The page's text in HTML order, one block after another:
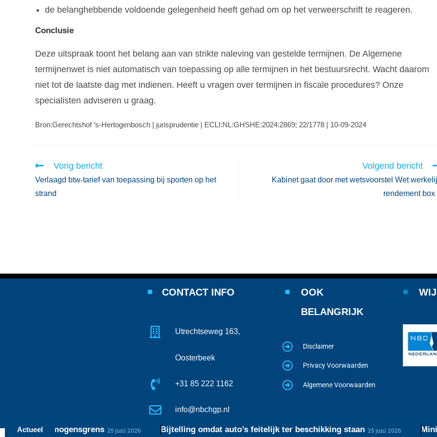
de belanghebbende voldoende gelegenheid heeft gehad om op het verweerschrift te reageren.
Conclusie
Deze uitspraak toont het belang aan van strikte naleving van gestelde termijnen. De Algemene
termijnenwet is niet automatisch van toepassing op alle termijnen in het bestuursrecht. Wacht daarom
niet tot de laatste dag met indienen. Heeft u vragen over termijnen in fiscale procedures? Onze
specialisten adviseren u graag.
Bron:Gerechtshof ‘s-Hertogenbosch | jurisprudentie | ECLI:NL:GHSHE:2024:2869; 22/1778 | 10-09-2024
Vorig bericht
Verlaagd btw-tarief van toepassing bij sporten op het
strand
Volgend bericht
Kabinet gaat door met wetsvoorstel Wet
rendement box
CONTACT INFO
Utrechtseweg 163,
Oosterbeek
+31 85 222 1162
info@nbchgp.nl
OOK
BELANGRIJK
Disclaimer
Privacy Voorwaarden
Algemene Voorwaarden
Actueel
de vermogensgrens 25 juni 2026 Bijtelling omdat auto’s feitelijk ter beschikking staan 25 juni 2026